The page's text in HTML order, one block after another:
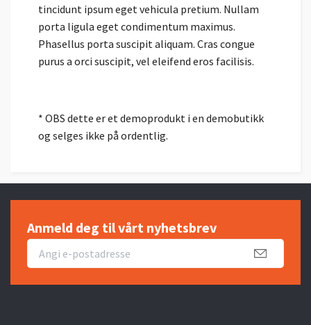
tincidunt ipsum eget vehicula pretium. Nullam
porta ligula eget condimentum maximus.
Phasellus porta suscipit aliquam. Cras congue
purus a orci suscipit, vel eleifend eros facilisis.
* OBS dette er et demoprodukt i en demobutikk
og selges ikke på ordentlig.
Anmeld deg til vårt nyhetsbrev